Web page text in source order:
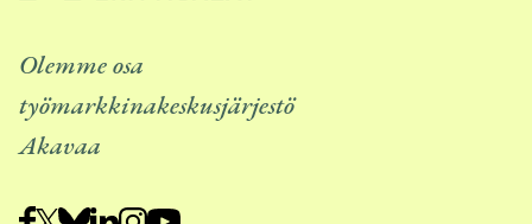
Olemme osa
työmarkkinakeskusjärjestö
Akavaa